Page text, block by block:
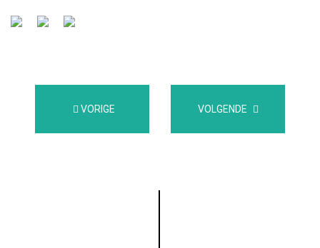
VORIGE VOLGENDE